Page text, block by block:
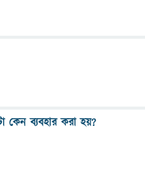
কেন ব্যবহার করা হয়?